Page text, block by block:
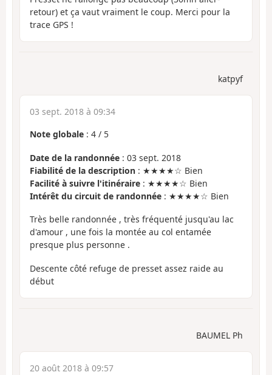
retour) et ça vaut vraiment le coup. Merci pour la
trace GPS !
katpyf
03 sept. 2018 à 09:34
Note globale : 4 / 5
Date de la randonnée : 03 sept. 2018
Fiabilité de la description : ★★★★☆ Bien
Facilité à suivre l'itinéraire : ★★★★☆ Bien
Intérêt du circuit de randonnée : ★★★★☆ Bien
Très belle randonnée , très fréquenté jusqu'au lac
d'amour , une fois la montée au col entamée
presque plus personne .
Descente côté refuge de presset assez raide au
début
BAUMEL Ph
20 août 2018 à 09:57